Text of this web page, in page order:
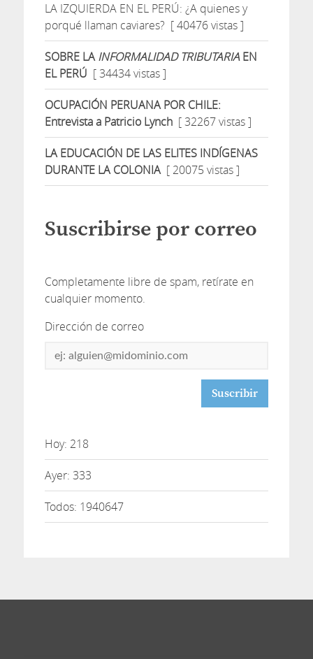
LA IZQUIERDA EN EL PERÚ: ¿A quienes y
porqué llaman caviares? [ 40476 vistas ]
SOBRE LAINFORMALIDAD TRIBUTARIAEN
EL PERÚ [ 34434 vistas ]
OCUPACIÓN PERUANA POR CHILE:
Entrevista a Patricio Lynch[ 32267 vistas ]
LA EDUCACIÓN DE LAS ELITES INDÍGENAS
DURANTE LA COLONIA[ 20075 vistas ]
Suscribirse por correo
Completamente libre de spam, retírate en
cualquier momento.
Dirección de correo
Dirección
Hoy: 218
Ayer: 333
Todos: 1940647